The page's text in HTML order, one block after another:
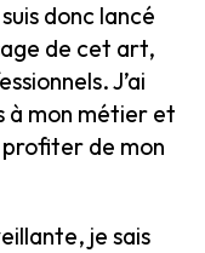
donc lancé
de cet art,
J’ai
à mon métier et
profiter de mon
je sais